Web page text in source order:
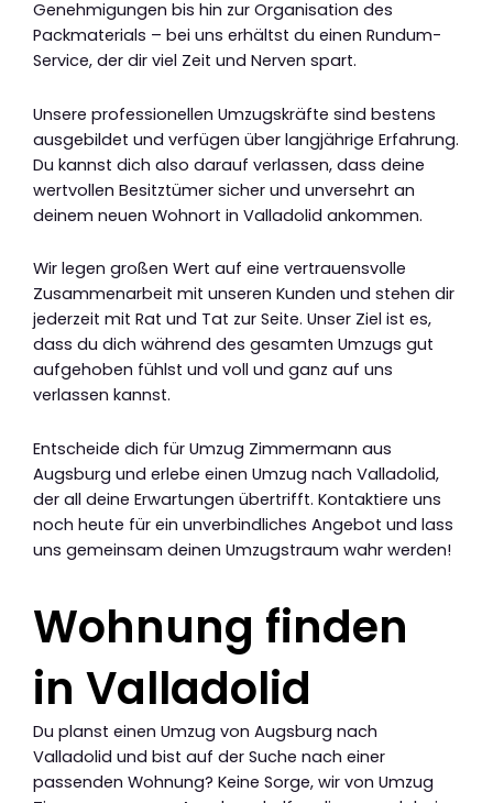
Genehmigungen bis hin zur Organisation des
Packmaterials – bei uns erhältst du einen Rundum-
Service, der dir viel Zeit und Nerven spart.
Unsere professionellen Umzugskräfte sind bestens
ausgebildet und verfügen über langjährige Erfahrung.
Du kannst dich also darauf verlassen, dass deine
wertvollen Besitztümer sicher und unversehrt an
deinem neuen Wohnort in Valladolid ankommen.
Wir legen großen Wert auf eine vertrauensvolle
Zusammenarbeit mit unseren Kunden und stehen dir
jederzeit mit Rat und Tat zur Seite. Unser Ziel ist es,
dass du dich während des gesamten Umzugs gut
aufgehoben fühlst und voll und ganz auf uns
verlassen kannst.
Entscheide dich für Umzug Zimmermann aus
Augsburg und erlebe einen Umzug nach Valladolid,
der all deine Erwartungen übertrifft. Kontaktiere uns
noch heute für ein unverbindliches Angebot und lass
uns gemeinsam deinen Umzugstraum wahr werden!
Wohnung finden
in Valladolid
Du planst einen Umzug von Augsburg nach
Valladolid und bist auf der Suche nach einer
passenden Wohnung? Keine Sorge, wir von Umzug